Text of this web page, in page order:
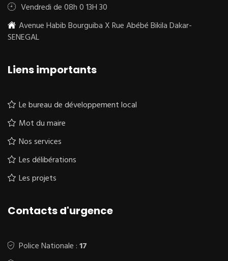
Vendredi de 08h 0 13H 30
Avenue Habib Bourguiba X Rue Abébé Bikila Dakar-
SENEGAL
Liens importants
Le bureau de développement local
Mot du maire
Nos services
Les délibérations
Les projets
Contacts d'urgence
Police Nationale :17